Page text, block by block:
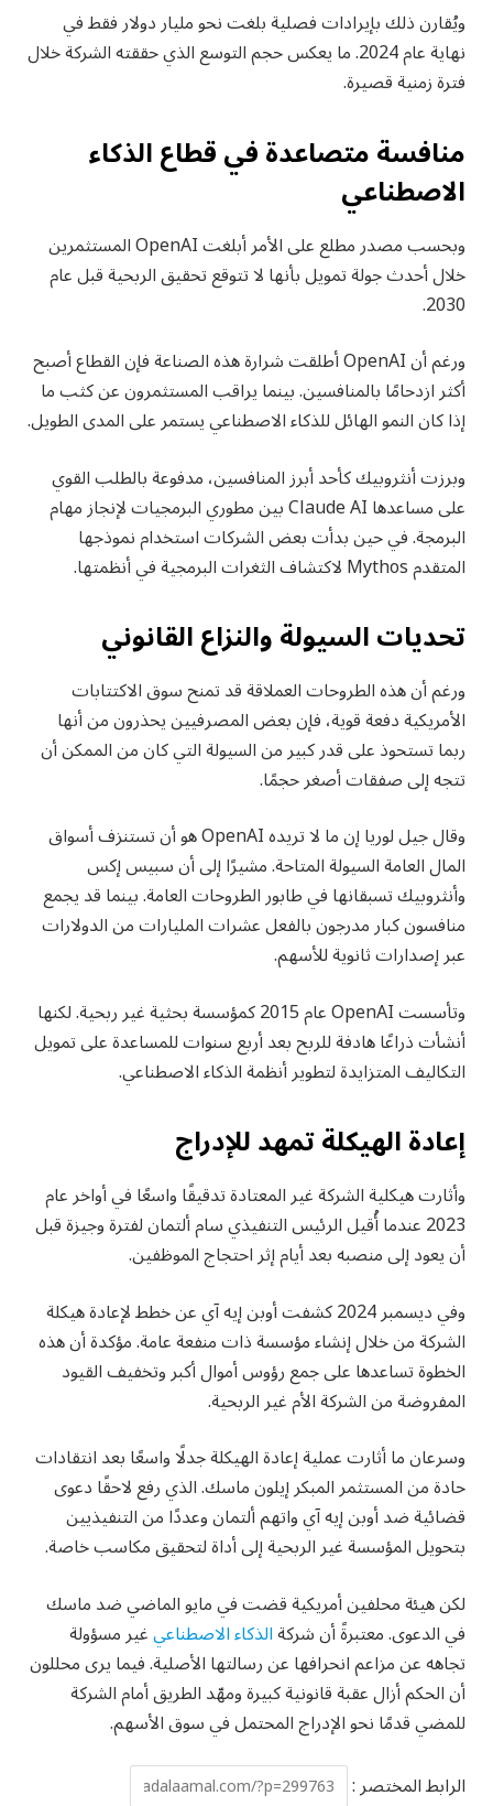
ويُقارن ذلك بإيرادات فصلية بلغت نحو مليار دولار فقط في
نهاية عام 2024. ما يعكس حجم التوسع الذي حققته الشركة خلال
فترة زمنية قصيرة.
منافسة متصاعدة في قطاع الذكاء
الاصطناعي
وبحسب مصدر مطلع على الأمر أبلغت OpenAI المستثمرين
خلال أحدث جولة تمويل بأنها لا تتوقع تحقيق الربحية قبل عام
2030.
ورغم أن OpenAI أطلقت شرارة هذه الصناعة فإن القطاع أصبح
أكثر ازدحامًا بالمنافسين. بينما يراقب المستثمرون عن كثب ما
إذا كان النمو الهائل للذكاء الاصطناعي يستمر على المدى الطويل.
وبرزت أنثروبيك كأحد أبرز المنافسين، مدفوعة بالطلب القوي
على مساعدها Claude AI بين مطوري البرمجيات لإنجاز مهام
البرمجة. في حين بدأت بعض الشركات استخدام نموذجها
المتقدم Mythos لاكتشاف الثغرات البرمجية في أنظمتها.
تحديات السيولة والنزاع القانوني
ورغم أن هذه الطروحات العملاقة قد تمنح سوق الاكتتابات
الأمريكية دفعة قوية، فإن بعض المصرفيين يحذرون من أنها
ربما تستحوذ على قدر كبير من السيولة التي كان من الممكن أن
تتجه إلى صفقات أصغر حجمًا.
وقال جيل لوريا إن ما لا تريده OpenAI هو أن تستنزف أسواق
المال العامة السيولة المتاحة. مشيرًا إلى أن سبيس إكس
وأنثروبيك تسبقانها في طابور الطروحات العامة. بينما قد يجمع
منافسون كبار مدرجون بالفعل عشرات المليارات من الدولارات
عبر إصدارات ثانوية للأسهم.
وتأسست OpenAI عام 2015 كمؤسسة بحثية غير ربحية. لكنها
أنشأت ذراعًا هادفة للربح بعد أربع سنوات للمساعدة على تمويل
التكاليف المتزايدة لتطوير أنظمة الذكاء الاصطناعي.
إعادة الهيكلة تمهد للإدراج
وأثارت هيكلية الشركة غير المعتادة تدقيقًا واسعًا في أواخر عام
2023 عندما أُقيل الرئيس التنفيذي سام ألتمان لفترة وجيزة قبل
أن يعود إلى منصبه بعد أيام إثر احتجاج الموظفين.
وفي ديسمبر 2024 كشفت أوبن إيه آي عن خطط لإعادة هيكلة
الشركة من خلال إنشاء مؤسسة ذات منفعة عامة. مؤكدة أن هذه
الخطوة تساعدها على جمع رؤوس أموال أكبر وتخفيف القيود
المفروضة من الشركة الأم غير الربحية.
وسرعان ما أثارت عملية إعادة الهيكلة جدلًا واسعًا بعد انتقادات
حادة من المستثمر المبكر إيلون ماسك. الذي رفع لاحقًا دعوى
قضائية ضد أوبن إيه آي واتهم ألتمان وعددًا من التنفيذيين
بتحويل المؤسسة غير الربحية إلى أداة لتحقيق مكاسب خاصة.
لكن هيئة محلفين أمريكية قضت في مايو الماضي ضد ماسك
في الدعوى. معتبرةً أن شركةالذكاء الاصطناعيغير مسؤولة
تجاهه عن مزاعم انحرافها عن رسالتها الأصلية. فيما يرى محللون
أن الحكم أزال عقبة قانونية كبيرة ومهّد الطريق أمام الشركة
للمضي قدمًا نحو الإدراج المحتمل في سوق الأسهم.
الرابط المختصر :